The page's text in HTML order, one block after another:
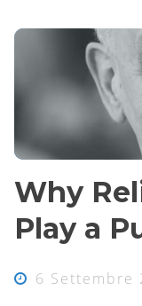
Why
Play a
6 Settembre